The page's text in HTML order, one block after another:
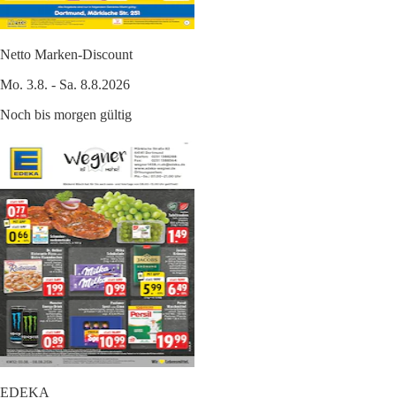
Netto Marken-Discount
Mo. 3.8. - Sa. 8.8.2026
Noch bis morgen gültig
EDEKA